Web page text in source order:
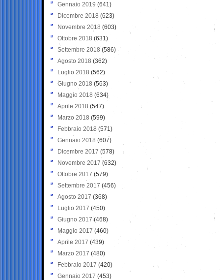
Gennaio 2019 (641)
Dicembre 2018 (623)
Novembre 2018 (603)
Ottobre 2018 (631)
Settembre 2018 (586)
Agosto 2018 (362)
Luglio 2018 (562)
Giugno 2018 (563)
Maggio 2018 (634)
Aprile 2018 (547)
Marzo 2018 (599)
Febbraio 2018 (571)
Gennaio 2018 (607)
Dicembre 2017 (578)
Novembre 2017 (632)
Ottobre 2017 (579)
Settembre 2017 (456)
Agosto 2017 (368)
Luglio 2017 (450)
Giugno 2017 (468)
Maggio 2017 (460)
Aprile 2017 (439)
Marzo 2017 (480)
Febbraio 2017 (420)
Gennaio 2017 (453)